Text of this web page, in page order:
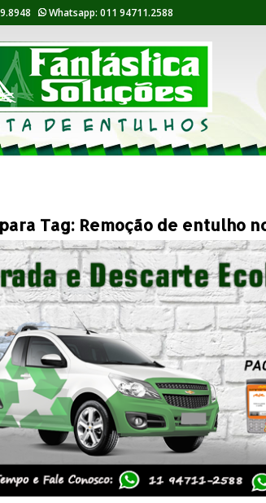
Whatsapp: 011 94711.2588
Tag: Remoção de entulho